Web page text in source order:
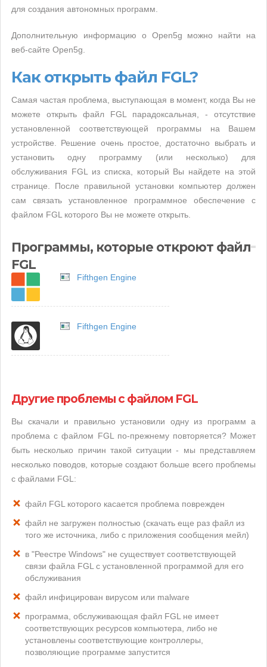
для создания автономных программ.
Дополнительную информацию о Open5g можно найти на
веб-сайте Open5g.
Как открыть файл FGL?
Самая частая проблема, выступающая в момент, когда Вы не
можете открыть файл FGL парадоксальная, - отсутствие
установленной соответствующей программы на Вашем
устройстве. Решение очень простое, достаточно выбрать и
установить одну программу (или несколько) для
обслуживания FGL из списка, который Вы найдете на этой
странице. После правильной установки компьютер должен
сам связать установленное программное обеспечение с
файлом FGL которого Вы не можете открыть.
Программы, которые откроют файл
FGL
Fifthgen Engine
Fifthgen Engine
Другие проблемы с файлом FGL
Вы скачали и правильно установили одну из программ а
проблема с файлом FGL по-прежнему повторяется? Может
быть несколько причин такой ситуации - мы представляем
несколько поводов, которые создают больше всего проблемы
с файлами FGL:
файл FGL которого касается проблема поврежден
файл не загружен полностью (скачать еще раз файл из
того же источника, либо с приложения сообщения мейл)
в "Реестре Windows" не существует соответствующей
связи файла FGL с установленной программой для его
обслуживания
файл инфицирован вирусом или malware
программа, обслуживающая файл FGL не имеет
соответствующих ресурсов компьютера, либо не
установлены соответствующие контроллеры,
позволяющие программе запустится